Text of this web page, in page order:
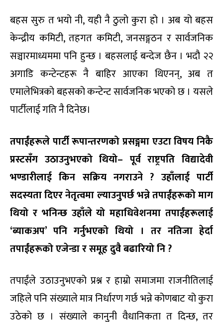
बहस सुरु त भयो नी, यही नै ठुलो कुरा हो । अब यो बहस
केन्द्रीय कमिटी, तहगत कमिटी, जनसङ्गठन र सार्वजनिक
सञ्चारमाध्यममा पनि हुन्छ । बहसलाई बन्देज छैन । भदौ २२
अगाडि कन्टेन्टहरू नै बाहिर आएका थिएनन्, अब त
एमालेभित्रको बहसको कन्टेन्ट सार्वजनिक भएको छ । यसले
पार्टीलाई गति नै दिनेछ।
तपाईंहरूले पार्टी रूपान्तरणको प्रसङ्गमा एउटा विषय निकै
प्रस्टसँग उठाउनुभएको थियो– पूर्व राष्ट्रपति विद्यादेवी
भण्डारीलाई किन सक्रिय नगराउने ? उहाँलाई पार्टी
सदस्यता दिएर नेतृत्वमा ल्याउनुपर्छ भन्ने तपाईंहरूको माग
थियो र भनिन्छ उहाँले यो महाधिवेशनमा तपाईंहरूलाई
‘ब्याकअप’ पनि गर्नुभएको थियो । तर नतिजा हेर्दा
तपाईंहरूको एजेन्डा र समूह दुवै बढारियो नि ?
तपाईंले उठाउनुभएको प्रश्न र हाम्रो समाजमा राजनीतिलाई
जहिले पनि संख्याले मात्र निर्धारण गर्छ भन्ने कोणबाट यो कुरा
उठेको छ । संख्याले कानुनी वैधानिकता त दिन्छ, तर